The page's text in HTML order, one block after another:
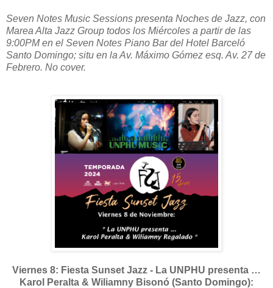
Seven Notes Music Sessions presenta Noches de Jazz, con
Marea Alta Jazz Group todos los Miércoles a partir de las
9:00PM en el Seven Notes Piano Bar del Hotel Barceló
Santo Domingo; situ en la Av. Máximo Gómez esq. Av. 27 de
Febrero. No cover.
Viernes 8: Fiesta Sunset Jazz - La UNPHU presenta …
Karol Peralta & Wiliamny Bisonó (Santo Domingo):